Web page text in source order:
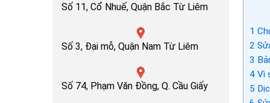
Số 11, Cổ Nhuế, Quận Bắc Từ Liêm
Số 3, Đại mỗ, Quận Nam Từ Liêm
Số 74, Phạm Văn Đồng, Q. Cầu Giấy
1
2
3
4Vì
5